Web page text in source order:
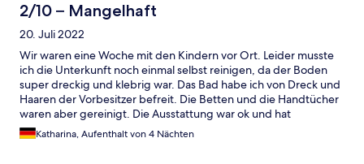
2/10 – Mangelhaft
20. Juli 2022
Wir waren eine Woche mit den Kindern vor Ort. Leider musste
ich die Unterkunft noch einmal selbst reinigen, da der Boden
super dreckig und klebrig war. Das Bad habe ich von Dreck und
Haaren der Vorbesitzer befreit. Die Betten und die Handtücher
waren aber gereinigt. Die Ausstattung war ok und hat
ausgereicht. Es gab aber keinerlei Möglichkeiten vernünftig mal
Nudeln zu kochen da Deckel und Töpfe nicht zusammen
Katharina, Aufenthalt von 4 Nächten